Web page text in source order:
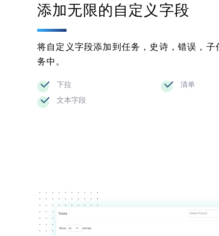
添加无限的自定义字段
将自定义字段添加到任务，史诗，错误，
务中。
下拉
清单
文本字段